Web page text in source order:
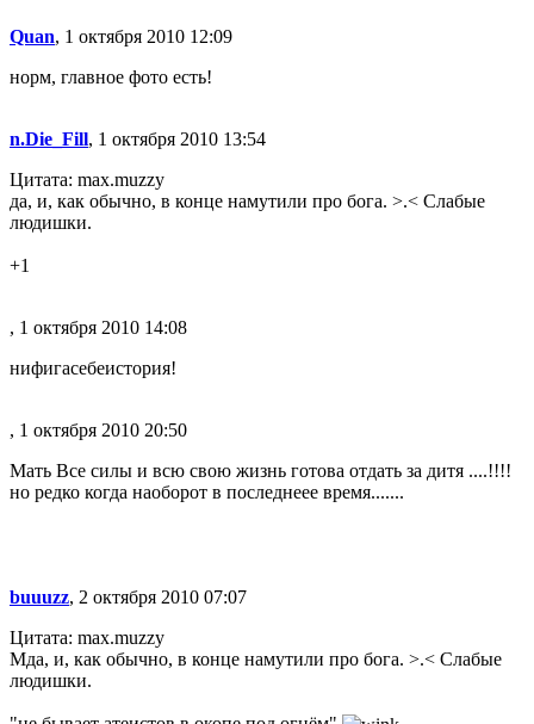
Quan, 1 октября 2010 12:09
норм, главное фото есть!
n.Die_Fill, 1 октября 2010 13:54
Цитата: max.muzzy
да, и, как обычно, в конце намутили про бога. >.< Слабые
людишки.
+1
, 1 октября 2010 14:08
нифигасебеистория!
, 1 октября 2010 20:50
Мать Все силы и всю свою жизнь готова отдать за дитя ....!!!!
но редко когда наоборот в последнеее время.......
buuuzz, 2 октября 2010 07:07
Цитата: max.muzzy
Мда, и, как обычно, в конце намутили про бога. >.< Слабые
людишки.